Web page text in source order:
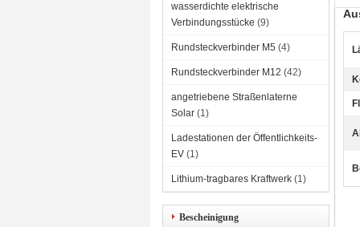
wasserdichte elektrische
Verbindungsstücke (9)
Rundsteckverbinder M5 (4)
Rundsteckverbinder M12 (42)
angetriebene Straßenlaterne
Solar (1)
Ladestationen der Öffentlichkeits-
EV (1)
Lithium-tragbares Kraftwerk (1)
Bescheinigung